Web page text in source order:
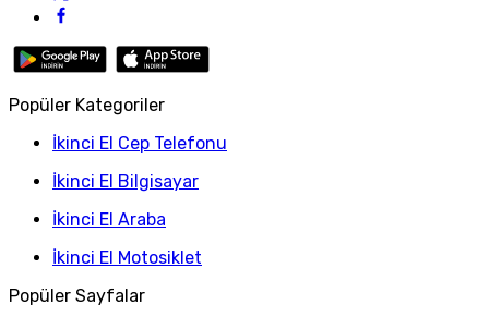
Popüler Kategoriler
İkinci El Cep Telefonu
İkinci El Bilgisayar
İkinci El Araba
İkinci El Motosiklet
Popüler Sayfalar